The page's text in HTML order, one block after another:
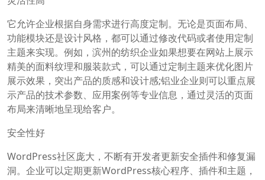
它允许企业根据自身需求进行高度定制。无论是页面布局、
功能模块还是设计风格，都可以通过修改代码或者使用定制
主题来实现。例如，滨州的纺织企业如果想要在网站上展示
精美的面料纹理和服装款式，可以通过定制主题来优化图片
展示效果，突出产品的质感和设计感;铝业企业则可以重点展
示产品的技术参数、应用案例等专业信息，通过灵活的页面
布局来清晰地呈现给客户。
安全性好
WordPress社区庞大，不断有开发者更新安全插件和修复漏
洞。企业可以定期更新WordPress核心程序、插件和主题，